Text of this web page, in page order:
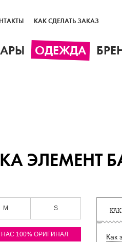
КАК СДЕЛАТЬ ЗАКАЗ
ОДЕЖДА
ЭЛЕМЕНТ
M S
НАС 100% ОРИГИНАЛ
Как